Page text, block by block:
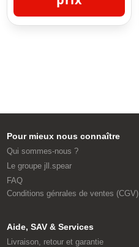
Pour mieux nous connaître
Qui sommes-nous ?
Le groupe jll.spear
FAQ
Conditions génrales de ventes (CGV)
Aide, SAV & Services
Livraison, retour et garantie